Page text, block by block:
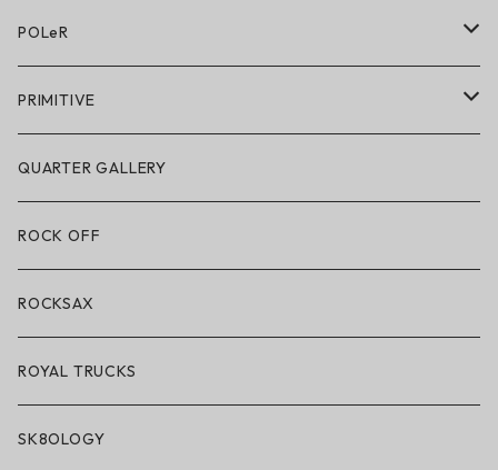
アクセサリー・小物
POLeR
POLeR × GRIZZLY
POLeR × LAKAI
アパレル
アクセサリー・小物
PRIMITIVE
アパレル
ハードグッズ
QUARTER GALLERY
ROCK OFF
ROCKSAX
ROYAL TRUCKS
SK8OLOGY